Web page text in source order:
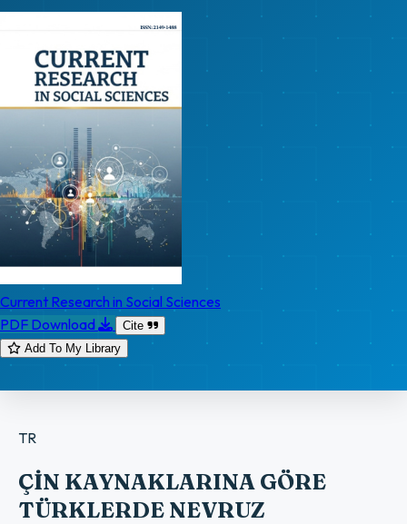
Current Research in Social Sciences
PDF Download
Cite
Add To My Library
TR
ÇİN KAYNAKLARINA GÖRE
TÜRKLERDE NEVRUZ